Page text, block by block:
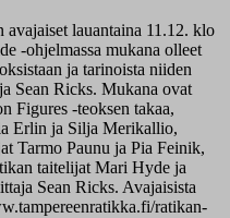
avajaiset lauantaina 11.12. klo
-ohjelmassa mukana olleet
ja tarinoista niiden
Sean Ricks. Mukana ovat
Figures -teoksen takaa,
Erlin ja Silja Merikallio,
Tarmo Paunu ja Pia Feinik,
taitelijat Mari Hyde ja
Sean Ricks. Avajaisista
ratikan-